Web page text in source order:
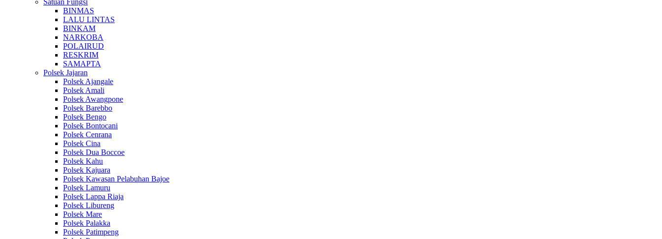
Satuan Fungsi
BINMAS
LALU LINTAS
BINKAM
NARKOBA
POLAIRUD
RESKRIM
SAMAPTA
Polsek Jajaran
Polsek Ajangale
Polsek Amali
Polsek Awangpone
Polsek Barebbo
Polsek Bengo
Polsek Bontocani
Polsek Cenrana
Polsek Cina
Polsek Dua Boccoe
Polsek Kahu
Polsek Kajuara
Polsek Kawasan Pelabuhan Bajoe
Polsek Lamuru
Polsek Lappa Riaja
Polsek Libureng
Polsek Mare
Polsek Palakka
Polsek Patimpeng